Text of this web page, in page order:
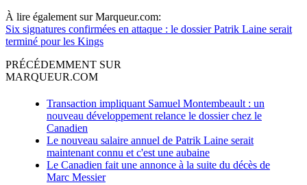
À lire également sur Marqueur.com:
Six signatures confirmées en attaque : le dossier Patrik Laine serait
terminé pour les Kings
PRÉCÉDEMMENT SUR
MARQUEUR.COM
Transaction impliquant Samuel Montembeault : un
nouveau développement relance le dossier chez le
Canadien
Le nouveau salaire annuel de Patrik Laine serait
maintenant connu et c'est une aubaine
Le Canadien fait une annonce à la suite du décès de
Marc Messier